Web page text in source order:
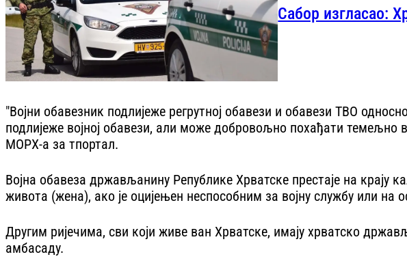
Сабор изгласао:
"Војни обавезник подлијеже регрутној обавези и обавези ТВО
подлијеже војној обавези, али може добровољно похађати
МОРХ-а за тпортал.
Војна обавеза држављанину Републике Хрватске престаје на крају
живота (жена), ако је оцијењен неспособним за војну службу или на
Другим ријечима, сви који живе ван Хрватске, имају хрватско
амбасаду.